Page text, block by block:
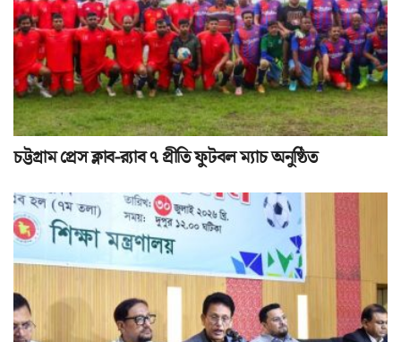
চট্টগ্রাম প্রেস ক্লাব-র‌্যাব ৭ প্রীতি ফুটবল ম্যাচ অনুষ্ঠিত